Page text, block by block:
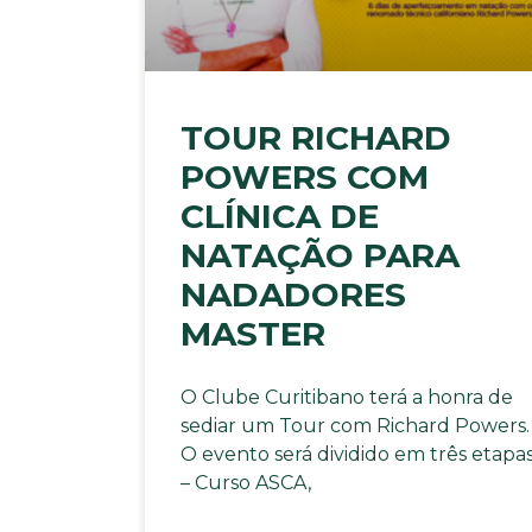
TOUR RICHARD
POWERS COM
CLÍNICA DE
NATAÇÃO PARA
NADADORES
MASTER
O Clube Curitibano terá a honra de
sediar um Tour com Richard Powers.
O evento será dividido em três
– Curso ASCA,